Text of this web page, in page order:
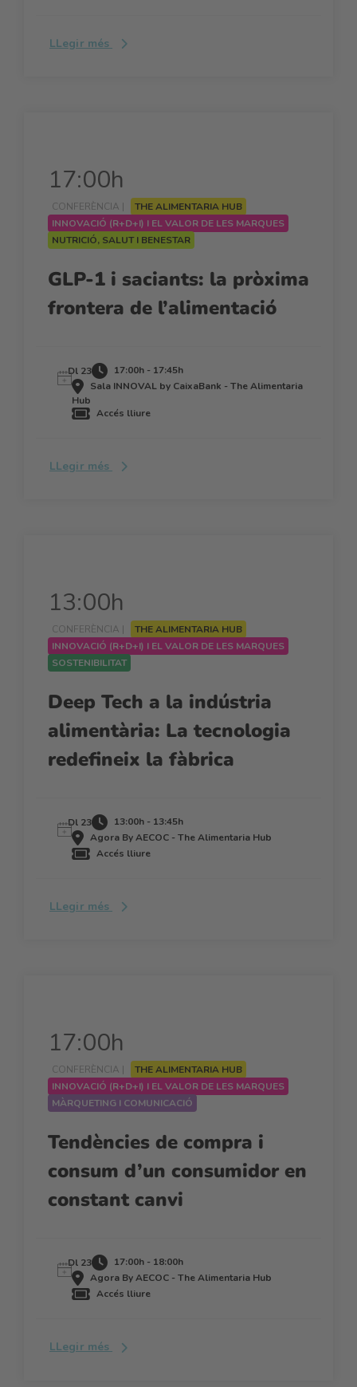
LLegir més
17:00h
CONFERÈNCIA |
THE ALIMENTARIA HUB
INNOVACIÓ (R+D+I) I EL VALOR DE LES MARQUES
NUTRICIÓ, SALUT I BENESTAR
GLP-1 i saciants: la pròxima
frontera de l’alimentació
Dl 23
17:00h - 17:45h
Sala INNOVAL by CaixaBank - The Alimentaria
Hub
Accés lliure
LLegir més
13:00h
CONFERÈNCIA |
THE ALIMENTARIA HUB
INNOVACIÓ (R+D+I) I EL VALOR DE LES MARQUES
SOSTENIBILITAT
Deep Tech a la indústria
alimentària: La tecnologia
redefineix la fàbrica
Dl 23
13:00h - 13:45h
Agora By AECOC - The Alimentaria Hub
Accés lliure
LLegir més
17:00h
CONFERÈNCIA |
THE ALIMENTARIA HUB
INNOVACIÓ (R+D+I) I EL VALOR DE LES MARQUES
MÀRQUETING I COMUNICACIÓ
Tendències de compra i
consum d’un consumidor en
constant canvi
Dl 23
17:00h - 18:00h
Agora By AECOC - The Alimentaria Hub
Accés lliure
LLegir més